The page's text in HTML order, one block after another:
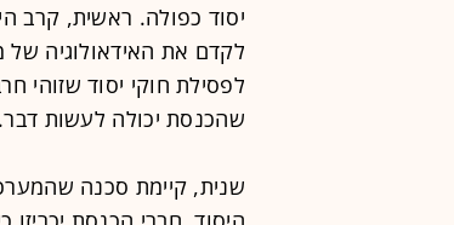
יסוד כפולה. ראשית, קרב
לקדם את האידאולוגיה של
לפסילת חוקי יסוד שזוהי
שהכנסת יכולה לעשות דבר.
שנית, קיימת סכנה